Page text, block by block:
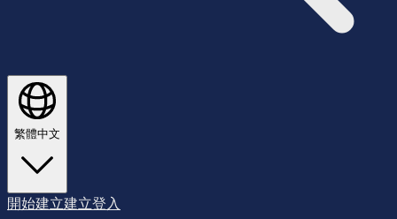
繁體中文
開始建立建立登入